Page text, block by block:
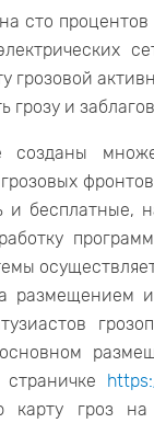
сто
грозовой
грозу и
и бесплатные,
размещением
карту гроз